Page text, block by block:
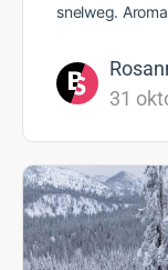
snelweg.
31